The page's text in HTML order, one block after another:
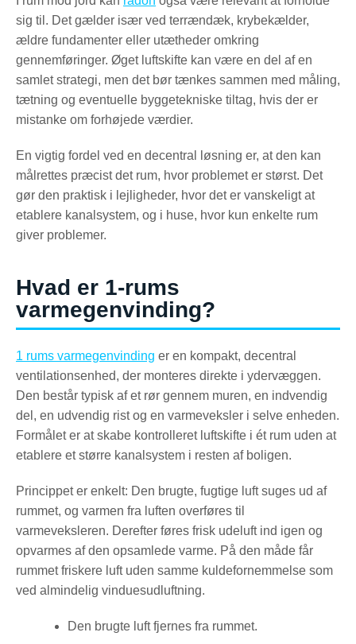
sig til. Det gælder især ved terrændæk, krybekælder,
ældre fundamenter eller utætheder omkring
gennemføringer. Øget luftskifte kan være en del af en
samlet strategi, men det bør tænkes sammen med måling,
tætning og eventuelle byggetekniske tiltag, hvis der er
mistanke om forhøjede værdier.
En vigtig fordel ved en decentral løsning er, at den kan
målrettes præcist det rum, hvor problemet er størst. Det
gør den praktisk i lejligheder, hvor det er vanskeligt at
etablere kanalsystem, og i huse, hvor kun enkelte rum
giver problemer.
Hvad er 1-rums
varmegenvinding?
1 rums varmegenvinding er en kompakt, decentral
ventilationsenhed, der monteres direkte i ydervæggen.
Den består typisk af et rør gennem muren, en indvendig
del, en udvendig rist og en varmeveksler i selve enheden.
Formålet er at skabe kontrolleret luftskifte i ét rum uden at
etablere et større kanalsystem i resten af boligen.
Princippet er enkelt: Den brugte, fugtige luft suges ud af
rummet, og varmen fra luften overføres til
varmeveksleren. Derefter føres frisk udeluft ind igen og
opvarmes af den opsamlede varme. På den måde får
rummet friskere luft uden samme kuldefornemmelse som
ved almindelig vinduesudluftning.
Den brugte luft fjernes fra rummet.